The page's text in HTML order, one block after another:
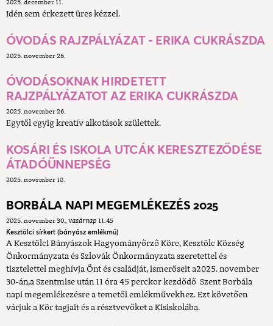
2025. december 11.
Idén sem érkezett üres kézzel.
ÓVODÁS RAJZPÁLYÁZAT - ERIKA CUKRÁSZDA
2025. november 26.
ÓVODÁSOKNAK HIRDETETT
RAJZPÁLYÁZATOT AZ ERIKA CUKRÁSZDA
2025. november 26.
Egytől egyig kreatív alkotások születtek.
KOSÁRI ÉS ISKOLA UTCÁK KERESZTEZŐDÉSE
ÁTADÓÜNNEPSÉG
2025. november 18.
BORBÁLA NAPI MEGEMLÉKEZÉS 2025
2025. november 30. vasárnap 11:45
Kesztölci sírkert (bányász emlékmű)
A Kesztölci Bányászok Hagyományőrző Köre, Kesztölc Község
Önkormányzata és Szlovák Önkormányzata szeretettel és
tisztelettel meghívja Önt és családját, ismerőseit a2025. november
30-án,a Szentmise után 11 óra 45 perckor kezdődő Szent Borbála
napi megemlékezésre a temetői emlékművekhez. Ezt követően
várjuk a Kör tagjait és a résztvevőket a Kisiskolába.